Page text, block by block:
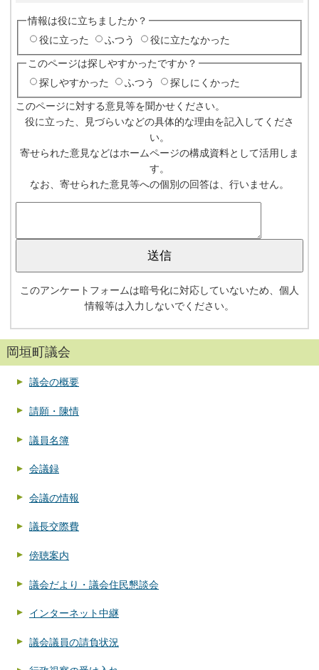
情報は役に立ちましたか？
役に立った
ふつう 役に立たなかった
このページは探しやすかったですか？
探しやすかった
ふつう 探しにくかった
このページに対する意見等を聞かせください。
役に立った、見づらいなどの具体的な理由を記入してくださ
い。
寄せられた意見などはホームページの構成資料として活用しま
す。
なお、寄せられた意見等への個別の回答は、行いません。
このアンケートフォームは暗号化に対応していないため、個人
情報等は入力しないでください。
岡垣町議会
議会の概要
請願・陳情
議員名簿
会議録
会議の情報
議長交際費
傍聴案内
議会だより・議会住民懇談会
インターネット中継
議会議員の請負状況